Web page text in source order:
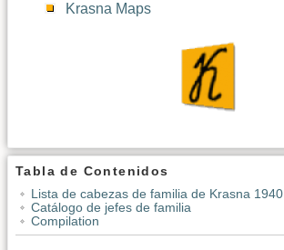
Krasna Maps
Tabla de Contenidos
Lista de cabezas de familia de Krasna 1940
Catálogo de jefes de familia
Compilation